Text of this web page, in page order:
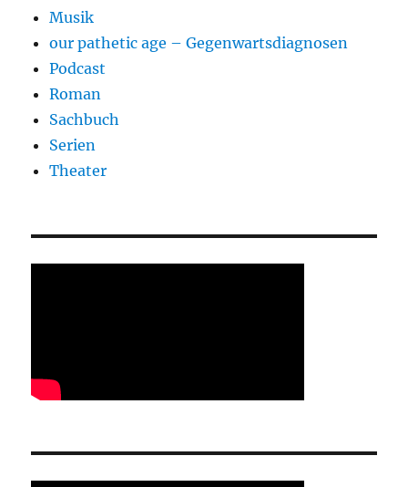
Musik
our pathetic age – Gegenwartsdiagnosen
Podcast
Roman
Sachbuch
Serien
Theater